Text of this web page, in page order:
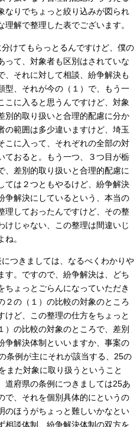
なりでちょっと絞り込みが図られ
解で整理した表でございます。
けてもらっとるんですけど、僕の
って、対象者も区別はされていな
、それに対して相談、紛争解決も
型、それが今の（１）で、もう一
こに入ると思うんですけど、対象
別的取り扱いと合理的配慮に分か
の範囲は多少違いますけど、埼玉
こに入って、それぞれの全部の対
ておると。もう一つ、３つ目が栃
、差別的取り扱いと合理的配慮に
ては２つともやるけど、紛争解決
争解決にしているという、本当の
理しておったんですけど、その整
けじゃない、この整理は間違いじ
。
つきましては、なるべくわかりや
す。ですので、紛争解決は、どち
ちょっとごらんになっていただき
２の（１）の比較の対象のところ
けど、この整理の仕方をちょっと
）の比較の対象のところで、差別
争解決体制といいますか、事案の
条例が主にそれが該当する、25の
また対象に取り扱うということ
道府県の条例につきましては25あ
で、それを個別具体的にというの
のほうがちょっと難しいかなとい
相談体制、紛争解決体制の双方を